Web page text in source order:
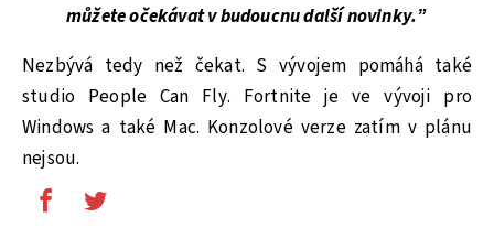
můžete očekávat v budoucnu další novinky.”
Nezbývá tedy než čekat. S vývojem pomáhá také
studio People Can Fly. Fortnite je ve vývoji pro
Windows a také Mac. Konzolové verze zatím v plánu
nejsou.